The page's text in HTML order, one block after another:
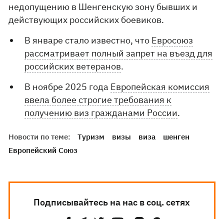
недопущению в Шенгенскую зону бывших и
действующих российских боевиков.
В январе стало известно, что Евросоюз
рассматривает полный запрет на въезд для
российских ветеранов.
В ноябре 2025 года Европейская комиссия
ввела более строгие требования к
получению виз гражданами России.
Новости по теме: Туризм визы виза
шенген
Европейский Союз
Подписывайтесь на нас в соц. сетях